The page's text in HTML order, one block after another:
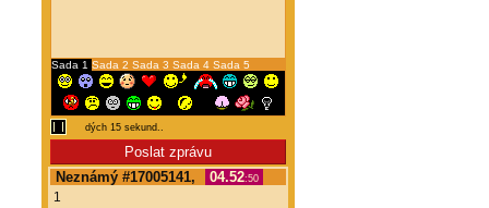
Sada 1 Sada 2 Sada 3 Sada 4 Sada 5
Neznámý #17005141, 04.52:50
1